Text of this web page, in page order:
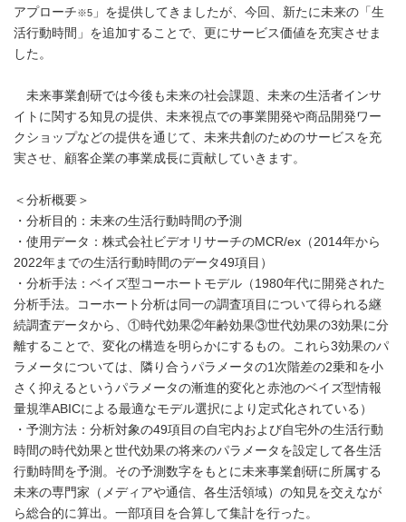
アプローチ※5 」を提供してきましたが、今回、新たに未来の「生
活行動時間」を追加することで、更にサービス価値を充実させま
した。
未来事業創研では今後も未来の社会課題、未来の生活者インサ
イトに関する知見の提供、未来視点での事業開発や商品開発ワー
クショップなどの提供を通じて、未来共創のためのサービスを充
実させ、顧客企業の事業成長に貢献していきます。
＜分析概要＞
・分析目的：未来の生活行動時間の予測
・使用データ：株式会社ビデオリサーチのMCR/ex（2014年から
2022年までの生活行動時間のデータ49項目）
・分析手法：ベイズ型コーホートモデル（1980年代に開発された
分析手法。コーホート分析は同一の調査項目について得られる継
続調査データから、①時代効果②年齢効果③世代効果の3効果に分
離することで、変化の構造を明らかにするもの。これら3効果のパ
ラメータについては、隣り合うパラメータの1次階差の2乗和を小
さく抑えるというパラメータの漸進的変化と赤池のベイズ型情報
量規準ABICによる最適なモデル選択により定式化されている）
・予測方法：分析対象の49項目の自宅内および自宅外の生活行動
時間の時代効果と世代効果の将来のパラメータを設定して各生活
行動時間を予測。その予測数字をもとに未来事業創研に所属する
未来の専門家（メディアや通信、各生活領域）の知見を交えなが
ら総合的に算出。一部項目を合算して集計を行った。